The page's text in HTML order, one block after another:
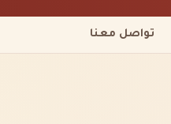
تواصل معنا